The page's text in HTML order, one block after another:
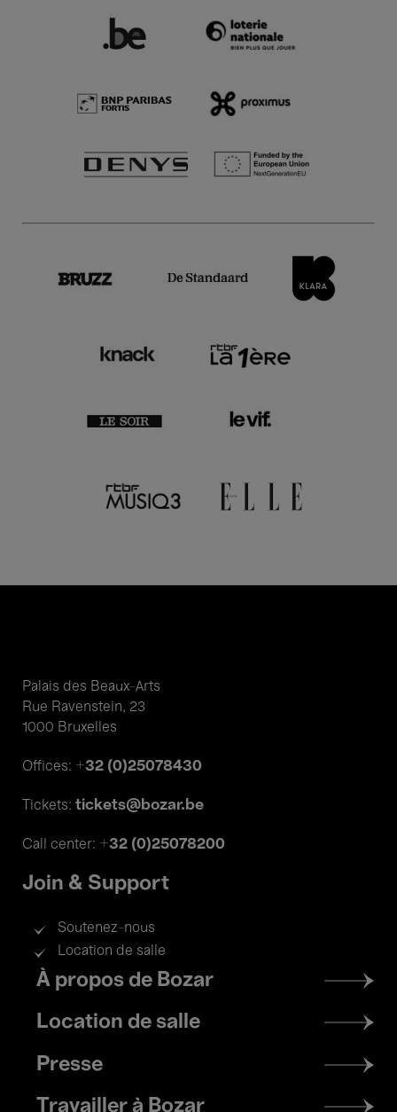
Palais des Beaux-Arts
Rue Ravenstein, 23
1000 Bruxelles
Offices: +32 (0)25078430
Tickets: tickets@bozar.be
Call center: +32 (0)25078200
Join & Support
Soutenez-nous
Location de salle
Footer
menu
À propos de Bozar
Location de salle
Presse
Travailler à Bozar